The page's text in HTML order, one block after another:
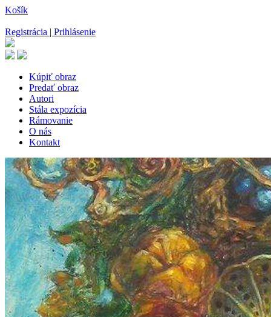
Košík
Registrácia | Prihlásenie
Kúpiť obraz
Predať obraz
Autori
Stála expozícia
Rámovanie
O nás
Kontakt